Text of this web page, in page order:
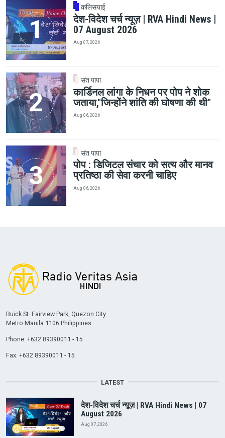
कलिसयाई
देश-विदेश चर्च न्यूज़ | RVA Hindi News |
07 August 2026
Aug 07, 2026
संत पापा
कार्डिनल लांगा के निधन पर पोप ने शोक
जताया,"जिन्होंने शांति की घोषणा की थी"
Aug 06, 2026
संत पापा
पोप : डिजिटल संचार को सत्य और मानव
प्रतिष्ठा की सेवा करनी चाहिए
Aug 06, 2026
Buick St. Fairview Park, Quezon City
Metro Manila 1106 Philippines
Phone: +632 89390011 - 15
Fax: +632 89390011 - 15
LATEST
देश-विदेश चर्च न्यूज़ | RVA Hindi News | 07
August 2026
Aug 07, 2026